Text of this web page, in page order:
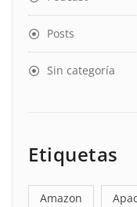
Posts
Sin categoría
Etiquetas
Amazon